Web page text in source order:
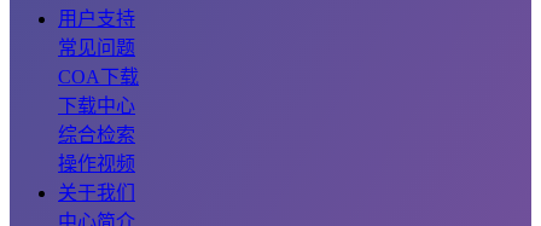
用户支持
常见问题
COA下载
下载中心
综合检索
操作视频
关于我们
中心简介